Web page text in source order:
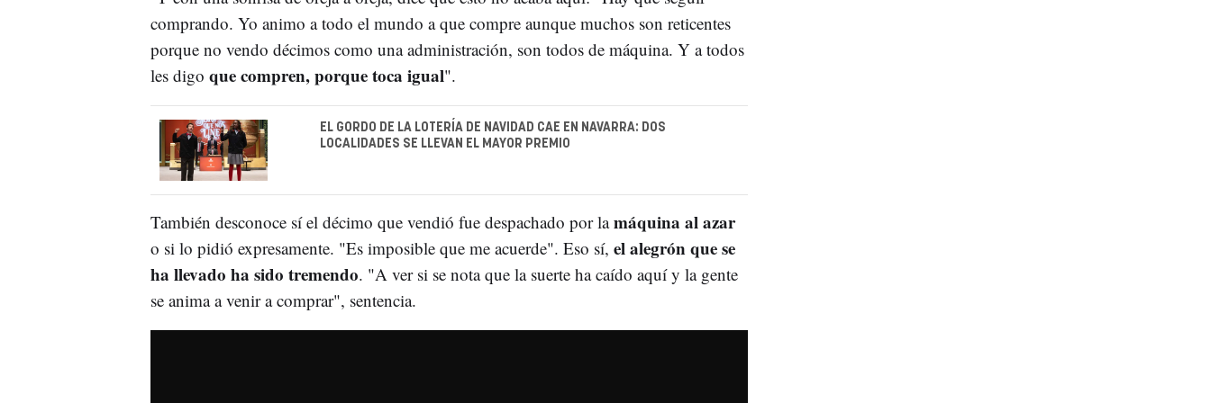
comprando. Yo animo a todo el mundo a que compre aunque muchos son reticentes
porque no vendo décimos como una administración, son todos de máquina. Y a todos
les digo que compren, porque toca igual".
EL GORDO DE LA LOTERÍA DE NAVIDAD CAE EN NAVARRA: DOS
LOCALIDADES SE LLEVAN EL MAYOR PREMIO
También desconoce sí el décimo que vendió fue despachado por lamáquina al azar
o si lo pidió expresamente. "Es imposible que me acuerde". Eso sí, el alegrón que se
ha llevado ha sido tremendo. "A ver si se nota que la suerte ha caído aquí y la gente
se anima a venir a comprar", sentencia.